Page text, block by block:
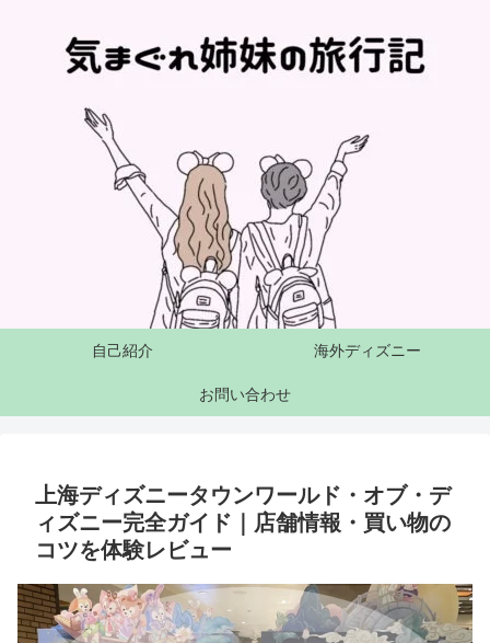
自己紹介 海外ディズニー
お問い合わせ
上海ディズニータウンワールド・オブ・デ
ィズニー完全ガイド｜店舗情報・買い物の
コツを体験レビュー